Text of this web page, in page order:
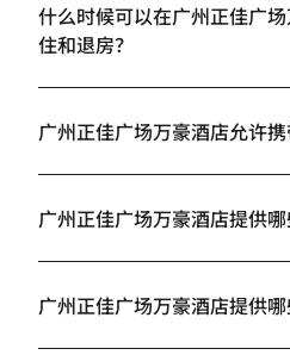
什么时候可以在广州正佳广
住和退房？
广州正佳广场万豪酒店允许携
广州正佳广场万豪酒店提供哪
广州正佳广场万豪酒店提供哪